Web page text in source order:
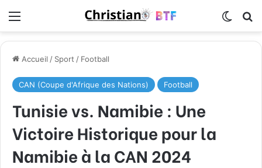
Accueil / Sport / Football
CAN (Coupe d'Afrique des Nations) Football
Tunisie vs. Namibie : Une
Victoire Historique pour la
Namibie à la CAN 2024